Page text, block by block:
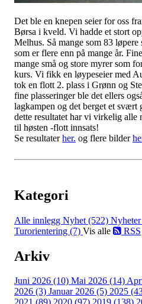
Det ble en knepen seier for oss
Børsa i kveld. Vi hadde et stort
Melhus. Så mange som 83
som er flere enn på mange år.
mange små og store myrer som
kurs. Vi fikk en løypeseier med
tok en flott 2. plass i Grønn og
fine plasseringer ble det ellers
lagkampen og det berget et svært
dette resultatet har vi virkelig alle
til høsten -flott innsats!
Se resultaterher. og flere bilder
Kategori
Alle innlegg Nyhet (522)
Turorientering (7) Vis alle RSS
Arkiv
Juni 2026 (10) Mai 2026 (14)
2026 (3) Januar 2026 (5) 2025